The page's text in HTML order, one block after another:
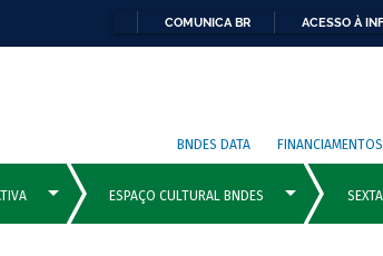
COMUNICA BR ACESSO À
BNDES DATA FINANCIAMENTOS